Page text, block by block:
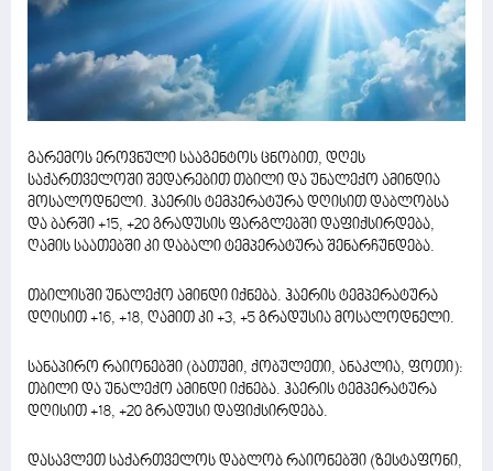
გარემოს ეროვნული სააგენტოს ცნობით, დღეს
საქართველოში შედარებით თბილი და უნალექო ამინდია
მოსალოდნელი. ჰაერის ტემპერატურა დღისით დაბლობსა
და ბარში +15, +20 გრადუსის ფარგლებში დაფიქსირდება,
ღამის საათებში კი დაბალი ტემპერატურა შენარჩუნდება.
თბილისში უნალექო ამინდი იქნება. ჰაერის ტემპერატურა
დღისით +16, +18, ღამით კი +3, +5 გრადუსია მოსალოდნელი.
სანაპირო რაიონებში (ბათუმი, ქობულეთი, ანაკლია, ფოთი):
თბილი და უნალექო ამინდი იქნება. ჰაერის ტემპერატურა
დღისით +18, +20 გრადუსი დაფიქსირდება.
დასავლეთ საქართველოს დაბლობ რაიონებში (ზესტაფონი,